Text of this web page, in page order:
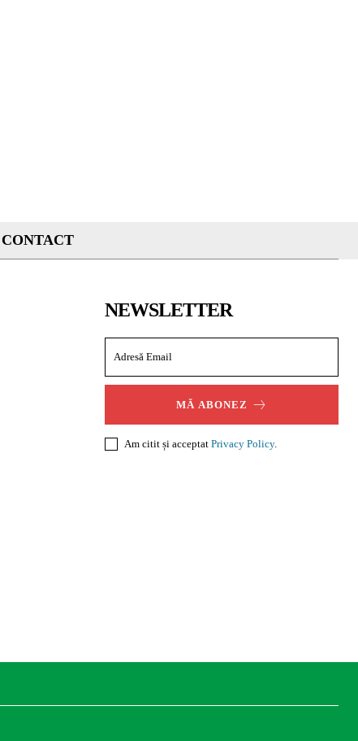
CONTACT
NEWSLETTER
MĂ ABONEZ
Am citit și acceptat Privacy Policy.